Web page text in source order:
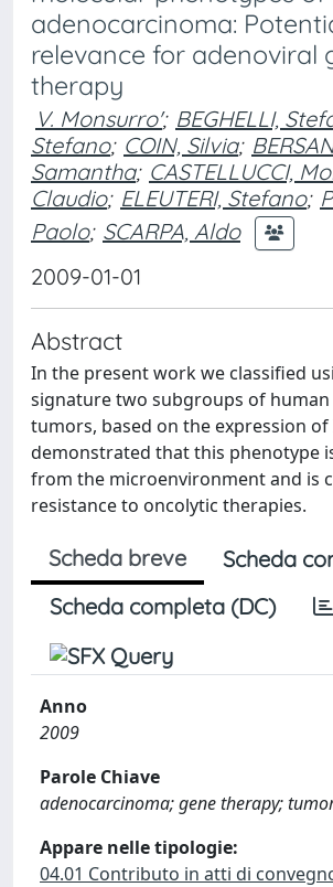
adenocarcinoma:
relevance for adenoviral
therapy
V. Monsurro'; BEGHELLI,
Stefano; COIN, Silvia;
Samantha; CASTELLUCCI,
Claudio; ELEUTERI, Stefano;
Paolo; SCARPA, Aldo
2009-01-01
Abstract
In the present work we classified
signature two subgroups of human
tumors, based on the expression of
demonstrated that this phenotype
from the microenvironment and is
resistance to oncolytic therapies.
Scheda breve
Scheda
Scheda completa (DC)
Anno
2009
Parole Chiave
adenocarcinoma; gene therapy;
Appare nelle tipologie:
04.01 Contributo in atti di